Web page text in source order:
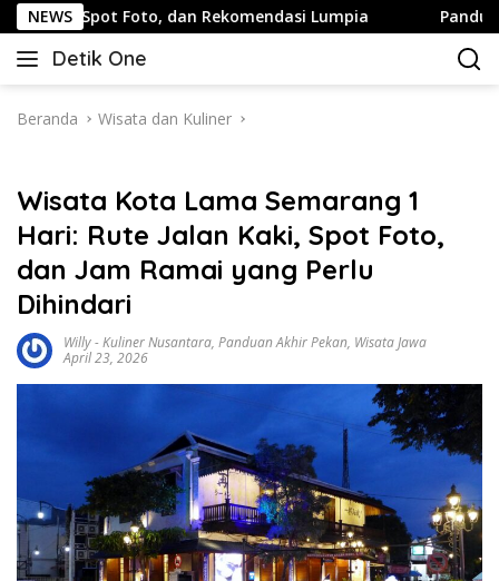
Langsung
ke
konten
NEWS
Rekomendasi Lumpia Panduan Wisata Keluarga
Detik One
Tajam
Fakta
Beranda Wisata dan Kuliner
Wisata Kota Lama Semarang 1
Hari: Rute Jalan Kaki, Spot Foto,
dan Jam Ramai yang Perlu
Dihindari
Willy-Kuliner Nusantara, Panduan Akhir Pekan, Wisata Jawa
April 23, 2026